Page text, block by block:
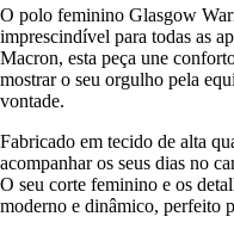
O polo feminino Glasgow
imprescindível para todas as
Macron, esta peça une
mostrar o seu orgulho pela
vontade.
Fabricado em tecido de alta
acompanhar os seus dias no
O seu corte feminino e os
moderno e dinâmico, perfeito